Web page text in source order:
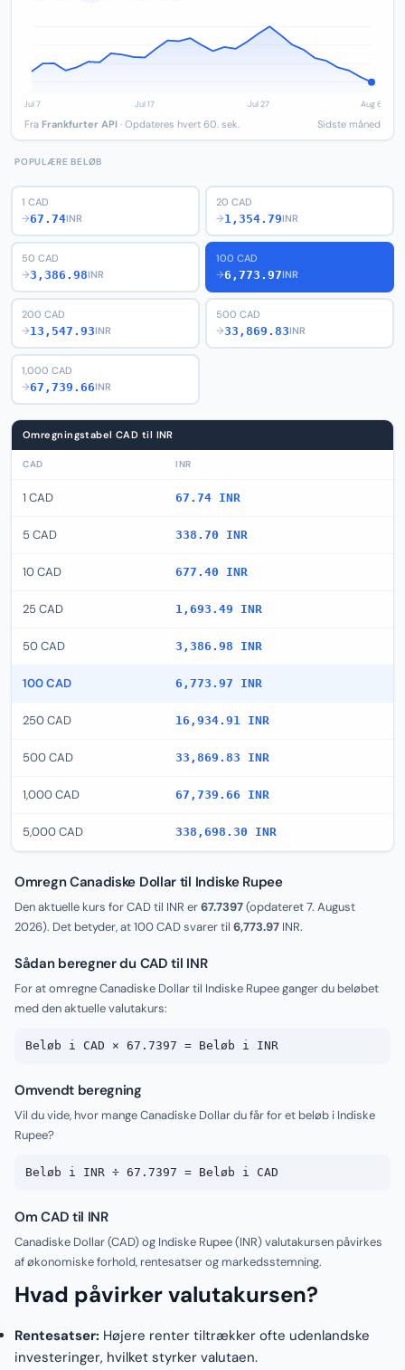
Fra Frankfurter API · Opdateres hvert 60. sek. Sidste måned
POPULÆRE BELØB
1 CAD
→67.74INR
20 CAD
→1,354.79INR
50 CAD
→3,386.98INR
100 CAD
→6,773.97INR
200 CAD
→13,547.93INR
500 CAD
→33,869.83INR
1,000 CAD
→67,739.66INR
Omregningstabel CAD til INR
CAD INR
1 CAD 67.74 INR
5 CAD 338.70 INR
10 CAD 677.40 INR
25 CAD 1,693.49 INR
50 CAD 3,386.98 INR
100 CAD 6,773.97 INR
250 CAD 16,934.91 INR
500 CAD 33,869.83 INR
1,000 CAD 67,739.66 INR
5,000 CAD 338,698.30 INR
Omregn Canadiske Dollar til Indiske Rupee
Den aktuelle kurs for CAD til INR er67.7397(opdateret7. August
2026). Det betyder, at 100 CAD svarer til 6,773.97 INR.
Sådan beregner du CAD til INR
For at omregne Canadiske Dollar til Indiske Rupee ganger du beløbet
med den aktuelle valutakurs:
Beløb i CAD × 67.7397 = Beløb i INR
Omvendt beregning
Vil du vide, hvor mange Canadiske Dollar du får for et beløb i Indiske
Rupee?
Beløb i INR ÷ 67.7397 = Beløb i CAD
Om CAD til INR
Canadiske Dollar (CAD) og Indiske Rupee (INR) valutakursen påvirkes
af økonomiske forhold, rentesatser og markedsstemning.
Hvad påvirker valutakursen?
Rentesatser: Højere renter tiltrækker ofte udenlandske
investeringer, hvilket styrker valutaen.